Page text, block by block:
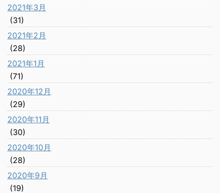
2021年3月
(31)
2021年2月
(28)
2021年1月
(71)
2020年12月
(29)
2020年11月
(30)
2020年10月
(28)
2020年9月
(19)